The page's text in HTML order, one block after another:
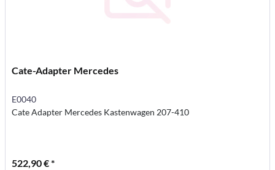
Cate-Adapter Mercedes
E0040
Cate Adapter Mercedes Kastenwagen 207-410
522,90 € *